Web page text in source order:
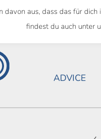
NATIONWIDE
ADVICE
aus, dass das für
findest du auch unter